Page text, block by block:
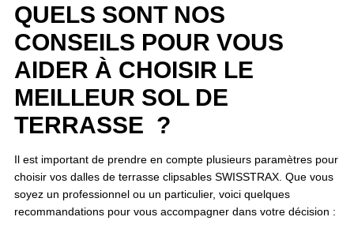
QUELS SONT NOS
CONSEILS POUR VOUS
AIDER À CHOISIR LE
MEILLEUR SOL DE
TERRASSE ?
Il est important de prendre en compte plusieurs paramètres pour
choisir vos dalles de terrasse clipsables SWISSTRAX. Que vous
soyez un professionnel ou un particulier, voici quelques
recommandations pour vous accompagner dans votre décision :